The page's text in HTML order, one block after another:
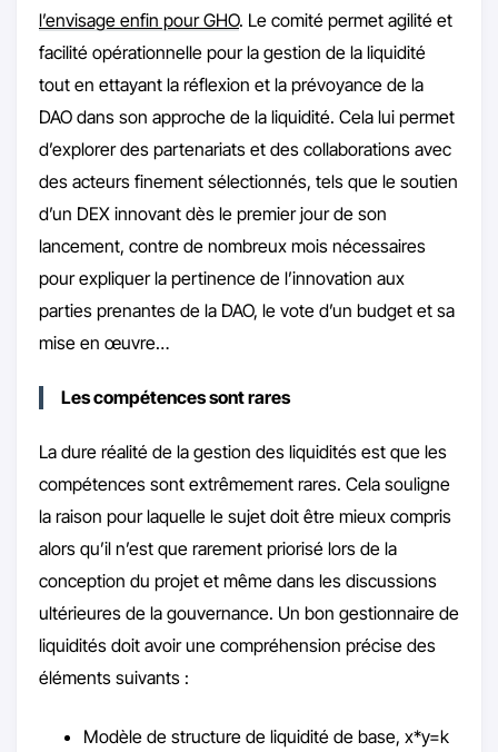
l’envisage enfin pour GHO. Le comité permet agilité et
facilité opérationnelle pour la gestion de la liquidité
tout en ettayant la réflexion et la prévoyance de la
DAO dans son approche de la liquidité. Cela lui permet
d’explorer des partenariats et des collaborations avec
des acteurs finement sélectionnés, tels que le soutien
d’un DEX innovant dès le premier jour de son
lancement, contre de nombreux mois nécessaires
pour expliquer la pertinence de l’innovation aux
parties prenantes de la DAO, le vote d’un budget et sa
mise en œuvre…
Les compétences sont rares
La dure réalité de la gestion des liquidités est que les
compétences sont extrêmement rares. Cela souligne
la raison pour laquelle le sujet doit être mieux compris
alors qu’il n’est que rarement priorisé lors de la
conception du projet et même dans les discussions
ultérieures de la gouvernance. Un bon gestionnaire de
liquidités doit avoir une compréhension précise des
éléments suivants :
Modèle de structure de liquidité de base, x*y=k